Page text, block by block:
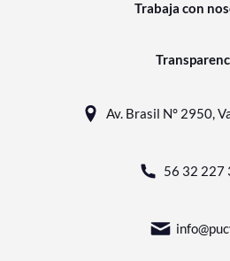
Trabaja con
Av. Brasil N° 2950,
56 32 227